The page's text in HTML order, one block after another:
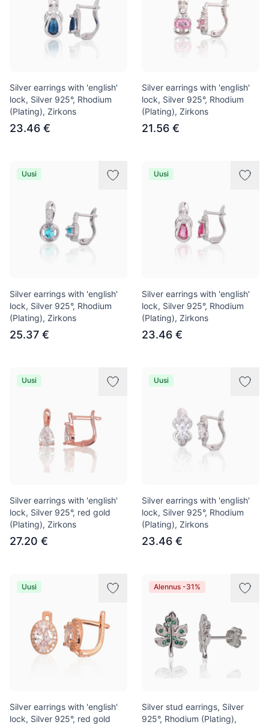
Silver earrings with 'english'
lock, Silver 925°, Rhodium
(Plating), Zirkons
23.46 €
Silver earrings with 'english'
lock, Silver 925°, Rhodium
(Plating), Zirkons
21.56 €
Uusi
Silver earrings with 'english'
lock, Silver 925°, Rhodium
(Plating), Zirkons
25.37 €
Uusi
Silver earrings with 'english'
lock, Silver 925°, Rhodium
(Plating), Zirkons
23.46 €
Uusi
Silver earrings with 'english'
lock, Silver 925°, red gold
(Plating), Zirkons
27.20 €
Uusi
Silver earrings with 'english'
lock, Silver 925°, Rhodium
(Plating), Zirkons
23.46 €
Uusi
Silver earrings with 'english'
lock, Silver 925°, red gold
Alennus -31%
Silver stud earrings, Silver
925°, Rhodium (Plating),